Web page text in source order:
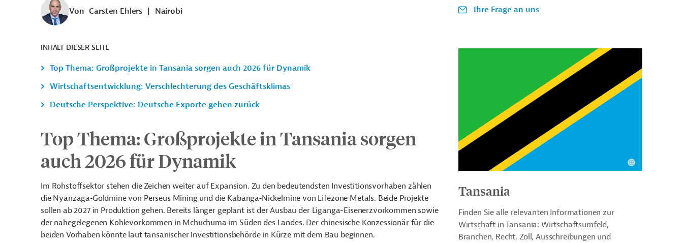
Von Carsten Ehlers Nairobi
INHALT DIESER SEITE
Top Thema: Großprojekte in Tansania sorgen auch 2026 für Dynamik
Wirtschaftsentwicklung: Verschlechterung des Geschäftsklimas
Deutsche Perspektive: Deutsche Exporte gehen zurück
Top Thema: Großprojekte in Tansania sorgen
auch 2026 für Dynamik
Im Rohstoffsektor stehen die Zeichen weiter auf Expansion. Zu den bedeutendsten Investitionsvorhaben zählen
die Nyanzaga‑Goldmine von Perseus Mining und die Kabanga‑Nickelmine von Lifezone Metals. Beide Projekte
sollen ab 2027 in Produktion gehen. Bereits länger geplant ist der Ausbau der Liganga-Eisenerzvorkommen sowie
der nahegelegenen Kohlevorkommen in Mchuchuma im Süden des Landes. Der chinesische Konzessionär für die
beiden Vorhaben könnte laut tansanischer Investitionsbehörde in Kürze mit dem Bau beginnen.
Ihre Frage an uns
Tansania
Finden Sie alle relevanten Informationen zur
Wirtschaft in Tansania: Wirtschaftsumfeld,
Branchen, Recht, Zoll, Ausschreibungen und